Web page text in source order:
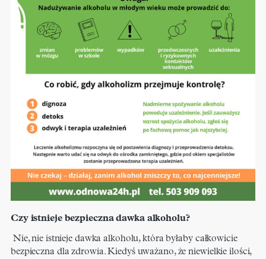
Czy istnieje bezpieczna dawka alkoholu?
Nie, nie istnieje dawka alkoholu, która byłaby całkowicie
bezpieczna dla zdrowia. Kiedyś uważano, że niewielkie ilości,